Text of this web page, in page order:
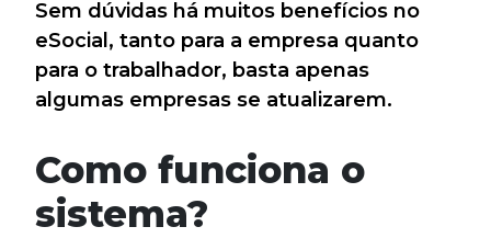
Sem dúvidas há muitos benefícios no
eSocial, tanto para a empresa quanto
para o trabalhador, basta apenas
algumas empresas se atualizarem.
Como funciona o
sistema?